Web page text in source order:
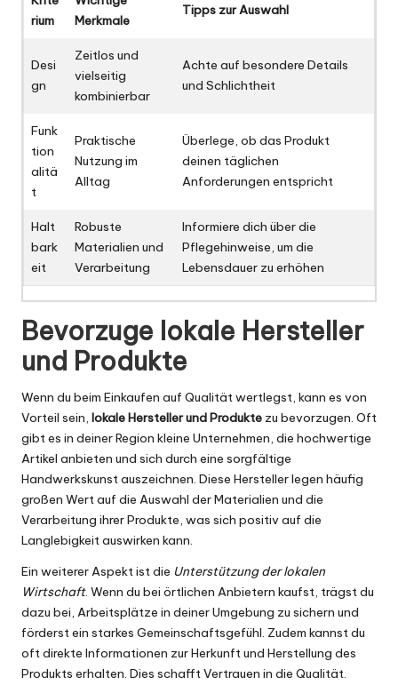
rium
Merkmale
Tipps zur Auswahl
Desi
gn
Zeitlos und
vielseitig
kombinierbar
Achte auf besondere Details
und Schlichtheit
Funk
tion
alitä
t
Praktische
Nutzung im
Alltag
Überlege, ob das Produkt
deinen täglichen
Anforderungen entspricht
Halt
bark
eit
Robuste
Materialien und
Verarbeitung
Informiere dich über die
Pflegehinweise, um die
Lebensdauer zu erhöhen
Bevorzuge lokale Hersteller
und Produkte
Wenn du beim Einkaufen auf Qualität wertlegst, kann es von
Vorteil sein, lokale Hersteller und Produkte zu bevorzugen. Oft
gibt es in deiner Region kleine Unternehmen, die hochwertige
Artikel anbieten und sich durch eine sorgfältige
Handwerkskunst auszeichnen. Diese Hersteller legen häufig
großen Wert auf die Auswahl der Materialien und die
Verarbeitung ihrer Produkte, was sich positiv auf die
Langlebigkeit auswirken kann.
Ein weiterer Aspekt ist die Unterstützung der lokalen
Wirtschaft. Wenn du bei örtlichen Anbietern kaufst, trägst du
dazu bei, Arbeitsplätze in deiner Umgebung zu sichern und
förderst ein starkes Gemeinschaftsgefühl. Zudem kannst du
oft direkte Informationen zur Herkunft und Herstellung des
Produkts erhalten. Dies schafft Vertrauen in die Qualität.